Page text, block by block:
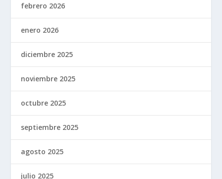
febrero 2026
enero 2026
diciembre 2025
noviembre 2025
octubre 2025
septiembre 2025
agosto 2025
julio 2025